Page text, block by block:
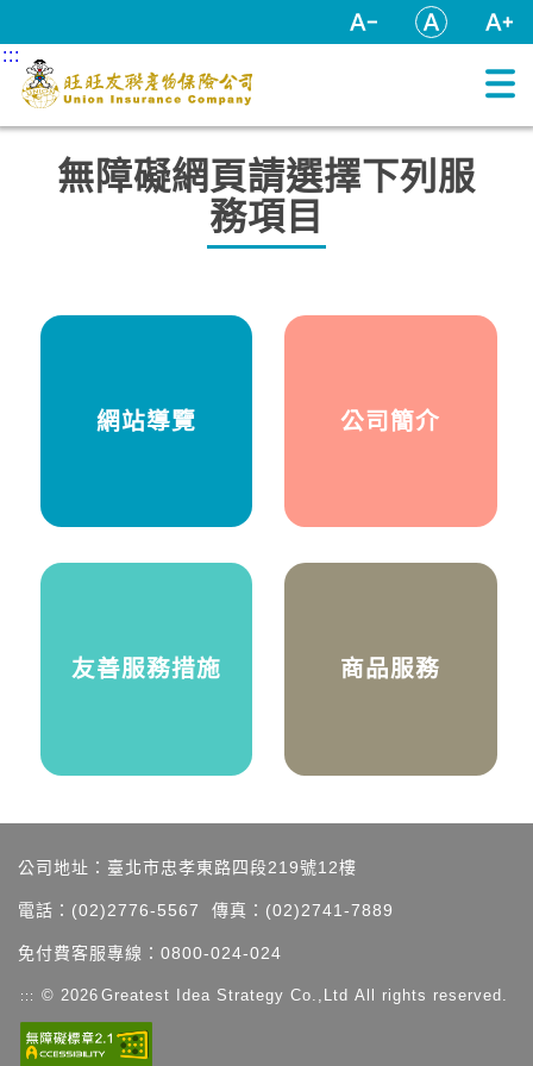
:::
無障礙網頁請選擇下列服
務項目
網站導覽 公司簡介
友善服務措施 商品服務
公司地址：臺北市忠孝東路四段219號12樓
電話：(02)2776-5567 傳真：(02)2741-7889
免付費客服專線：0800-024-024
::: © 2026 Greatest Idea Strategy Co.,Ltd All rights reserved.